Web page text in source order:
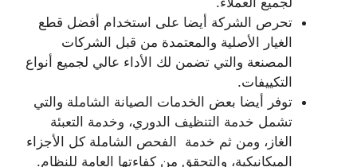
تحرص الشركة أيضا على استخدام أفضل قطع
الغيار الأصلية والمعتمدة من قبل الشركات
المصنعة والتي تضمن لك الأداء عالي لجميع أنواع
التكييفات.
توفر أيضا بعض الخدمات الصيانة الشاملة والتي
تشمل خدمة التنظيف الدوري، وخدمة التعبئة
الغاز، ومن ثم خدمة الفحص الشاملة كل الأجزاء
الميكانيكية، والتحقق من كفاءتها العامة للنظام.